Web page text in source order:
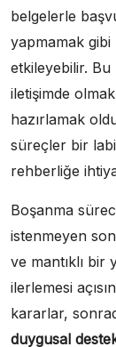
belgelerle
yapmamak gibi
etkileyebilir. Bu
iletişimde
hazırlamak
süreçler bir
rehberliğe
Boşanma
istenmeyen
ve mantıklı bir
ilerlemesi
kararlar,
duygusal